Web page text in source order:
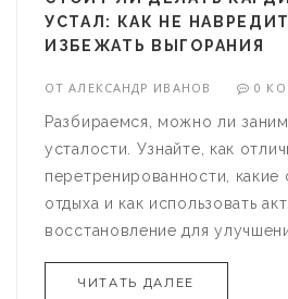
УСТАЛ: КАК НЕ
ИЗБЕЖАТЬ ВЫГОРАНИЯ
ОТАЛЕКСАНДР ИВАНОВ 0
Разбираемся, можно ли
усталости. Узнайте, как
перетренированности,
отдыха и как использовать
восстановление для
ЧИТАТЬ ДАЛЕЕ